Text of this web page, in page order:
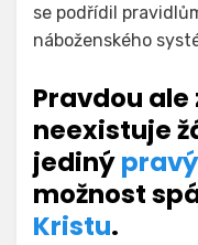
se podřídil
náboženského
Pravdou ale
neexistuje
jediný
možnost
Kristu.